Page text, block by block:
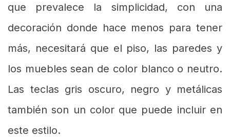
que prevalece la simplicidad, con una
decoración donde hace menos para tener
más, necesitará que el piso, las paredes y
los muebles sean de color blanco o neutro.
Las teclas gris oscuro, negro y metálicas
también son un color que puede incluir en
este estilo.